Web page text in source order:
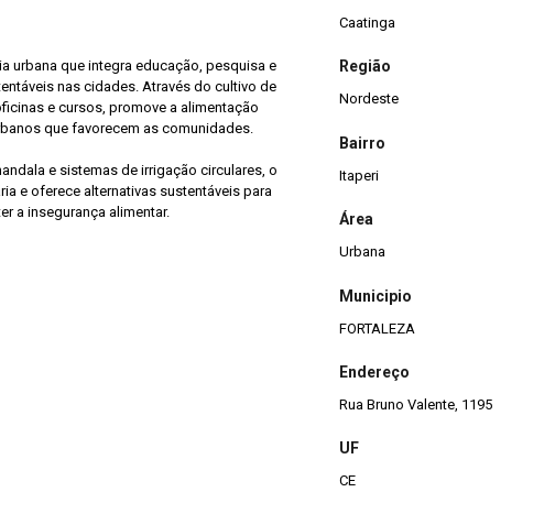
urbana que integra educação, pesquisa e
nas cidades. Através do cultivo de
e cursos, promove a alimentação
que favorecem as comunidades.
e sistemas de irrigação circulares, o
e oferece alternativas sustentáveis para
a insegurança alimentar.
Caatinga
Região
Nordeste
Bairro
Itaperi
Área
Urbana
Municipio
FORTALEZA
Endereço
Rua Bruno Valente, 1195
UF
CE